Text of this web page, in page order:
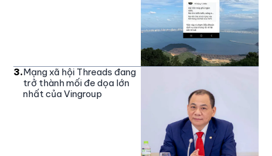
3.Mạng xã hội Threads đang
trở thành mối đe dọa lớn
nhất của Vingroup